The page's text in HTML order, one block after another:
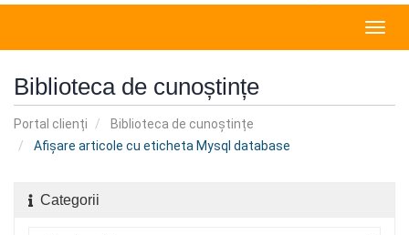
Biblioteca de cunoștințe
Portal clienți
Biblioteca de cunoștințe
Afișare articole cu eticheta Mysql database
Categorii